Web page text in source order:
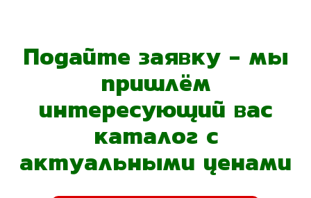
Подайте заявку - мы
пришлём
интересующий вас
каталог с
актуальными ценами